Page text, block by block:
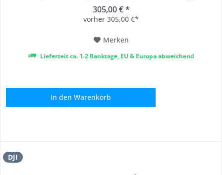
anspruchsvollen Anwendungen. Die maximale Flugzeit wurde
unter optimalen Bedingungen...
305,00 € *
vorher 305,00 €*
Merken
Lieferzeit ca. 1-2 Banktage, EU & Europa abweichend
In den Warenkorb
DJI